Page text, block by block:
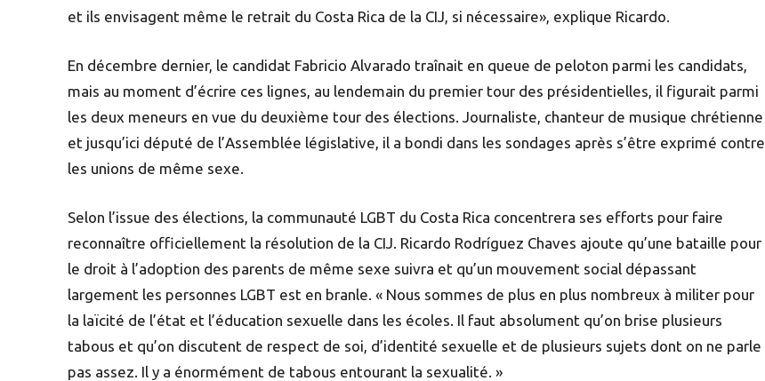
et ils envisagent même le retrait du Costa Rica de la CIJ, si nécessaire», explique Ricardo.
En décembre dernier, le candidat Fabricio Alvarado traînait en queue de peloton parmi les candidats,
mais au moment d’écrire ces lignes, au lendemain du premier tour des présidentielles, il figurait parmi
les deux meneurs en vue du deuxième tour des élections. Journaliste, chanteur de musique chrétienne
et jusqu’ici député de l’Assemblée législative, il a bondi dans les sondages après s’être exprimé contre
les unions de même sexe.
Selon l’issue des élections, la communauté LGBT du Costa Rica concentrera ses efforts pour faire
reconnaître officiellement la résolution de la CIJ. Ricardo Rodríguez Chaves ajoute qu’une bataille pour
le droit à l’adoption des parents de même sexe suivra et qu’un mouvement social dépassant
largement les personnes LGBT est en branle. « Nous sommes de plus en plus nombreux à militer pour
la laïcité de l’état et l’éducation sexuelle dans les écoles. Il faut absolument qu’on brise plusieurs
tabous et qu’on discutent de respect de soi, d’identité sexuelle et de plusieurs sujets dont on ne parle
pas assez. Il y a énormément de tabous entourant la sexualité. »